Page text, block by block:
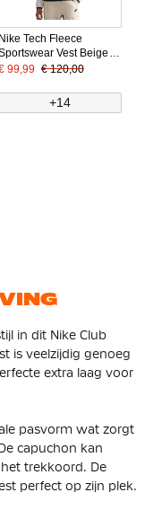
Nike Tech Fleece
Vest Beige
Gebroken Wit
99,99 € 120,00
+14
in dit Nike Club
is veelzijdig genoeg
extra laag voor
pasvorm wat zorgt
capuchon kan
trekkoord. De
perfect op zijn plek.